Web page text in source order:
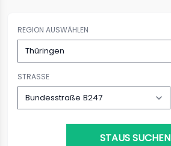
REGION AUSWÄHLEN
STRASSE
STAUS SUCHEN